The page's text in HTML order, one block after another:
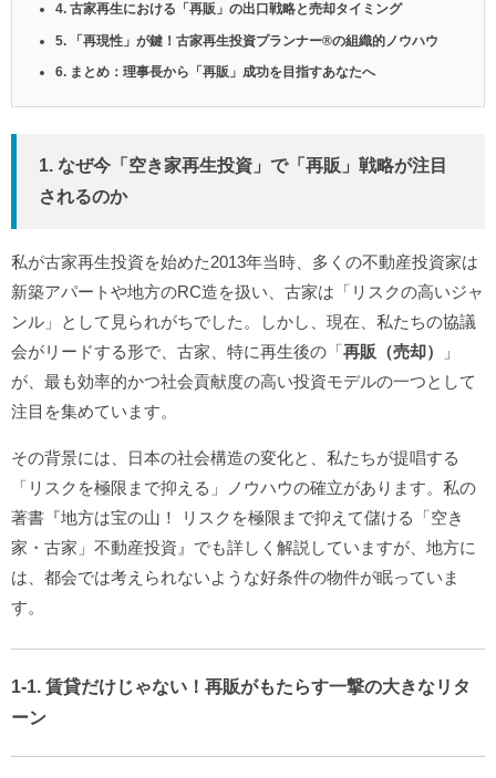
4. 古家再生における「再販」の出口戦略と売却タイミング
5. 「再現性」が鍵！古家再生投資プランナー®️の組織的ノウハウ
6. まとめ：理事長から「再販」成功を目指すあなたへ
1. なぜ今「空き家再生投資」で「再販」戦略が注目
されるのか
私が古家再生投資を始めた2013年当時、多くの不動産投資家は
新築アパートや地方のRC造を扱い、古家は「リスクの高いジャ
ンル」として見られがちでした。しかし、現在、私たちの協議
会がリードする形で、古家、特に再生後の「再販（売却）
」
が、最も効率的かつ社会貢献度の高い投資モデルの一つとして
注目を集めています。
その背景には、日本の社会構造の変化と、私たちが提唱する
「リスクを極限まで抑える」ノウハウの確立があります。私の
著書『地方は宝の山！ リスクを極限まで抑えて儲ける「空き
家・古家」不動産投資』でも詳しく解説していますが、地方に
は、都会では考えられないような好条件の物件が眠っていま
す。
1-1. 賃貸だけじゃない！再販がもたらす一撃の大きなリタ
ーン